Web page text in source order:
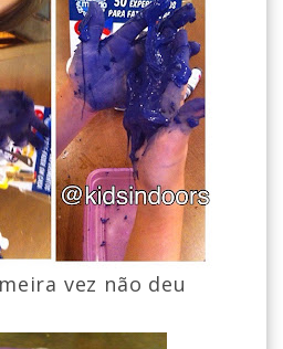
vez não deu